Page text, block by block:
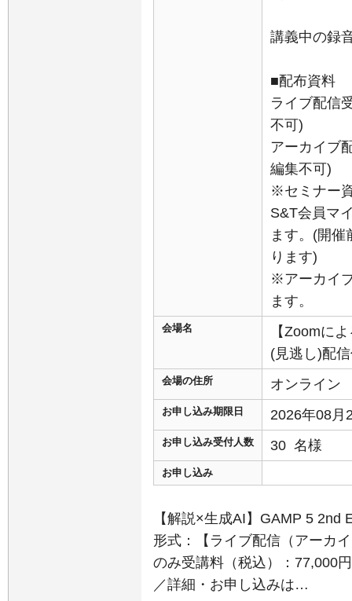
講義中の録
■配布資料
ライブ配信
不可)
アーカイブ
編集不可)
※セミナー
S&T会員マ
ます。(開催
ります)
※アーカイ
ます。
会場名
【Zoomに
(見逃し)配
会場の住所 オンライン
お申し込み期限日 2026年08月
お申し込み受付人数 30 名様
お申し込み
【解説×生成AI】GAMP 5 2nd
形式：【ライブ配信（アーカ
のみ受講料（税込）：77,000
／詳細・お申し込みは…